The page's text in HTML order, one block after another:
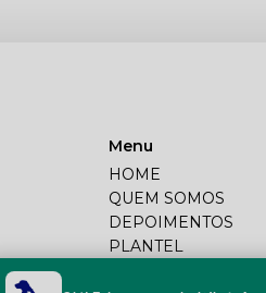
Menu
HOME
QUEM SOMOS
DEPOIMENTOS
PLANTEL